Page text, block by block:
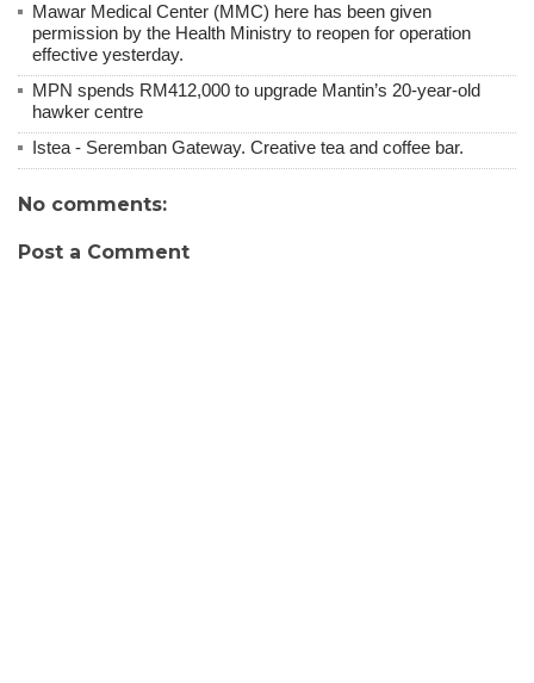
Mawar Medical Center (MMC) here has been given
permission by the Health Ministry to reopen for operation
effective yesterday.
MPN spends RM412,000 to upgrade Mantin’s 20-year-old
hawker centre
Istea - Seremban Gateway. Creative tea and coffee bar.
No comments:
Post a Comment